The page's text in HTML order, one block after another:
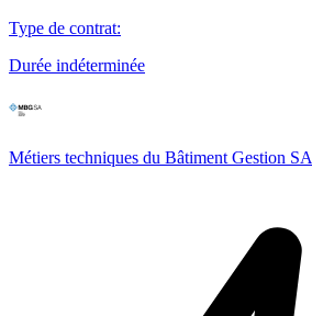
Type de contrat:
Durée indéterminée
Métiers techniques du Bâtiment Gestion SA